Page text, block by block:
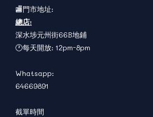
🏬門市地址:
總店:
深水埗元州街66B地鋪
🕐每天開放: 12pm-8pm
Whatsapp:
64669891
截單時間